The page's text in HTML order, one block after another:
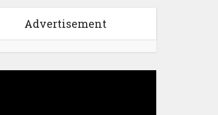
Advertisement